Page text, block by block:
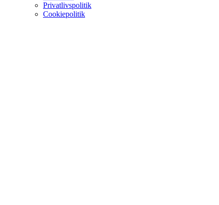
Privatlivspolitik
Cookiepolitik